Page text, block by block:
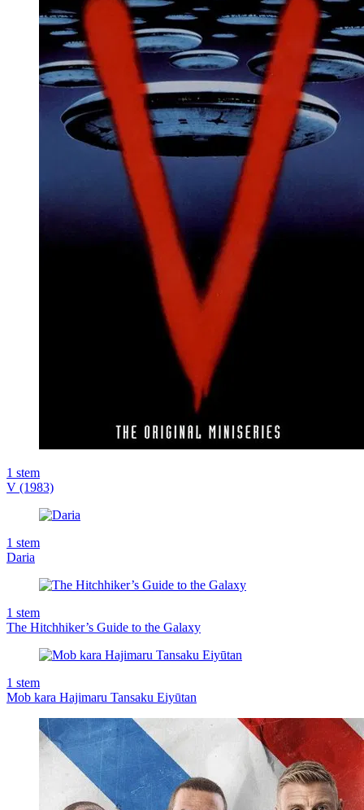
1 stem
V (1983)
1 stem
Daria
1 stem
The Hitchhiker’s Guide to the Galaxy
1 stem
Mob kara Hajimaru Tansaku Eiyūtan